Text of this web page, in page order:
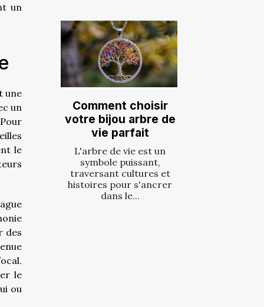
un
une
un
le
des
le
ou
Comment choisir
votre bijou arbre de
vie parfait
L'arbre de vie est un
symbole puissant,
traversant cultures et
histoires pour s'ancrer
dans le...